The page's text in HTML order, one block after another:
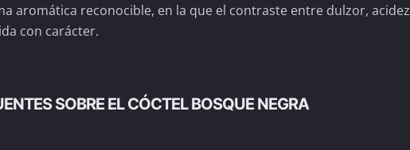
aromática reconocible, en la que el contraste entre dulzor,
con carácter.
SOBRE EL CÓCTEL BOSQUE NEGRA